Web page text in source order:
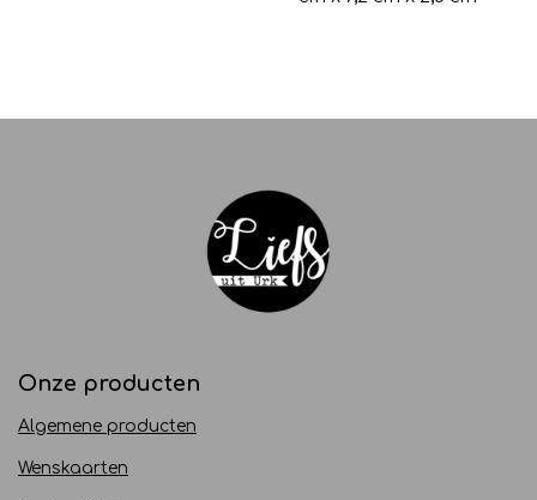
Onze producten
Algemene producten
Wenskaarten